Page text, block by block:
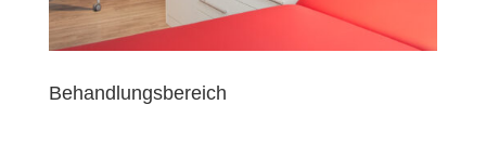
Behandlungsbereich